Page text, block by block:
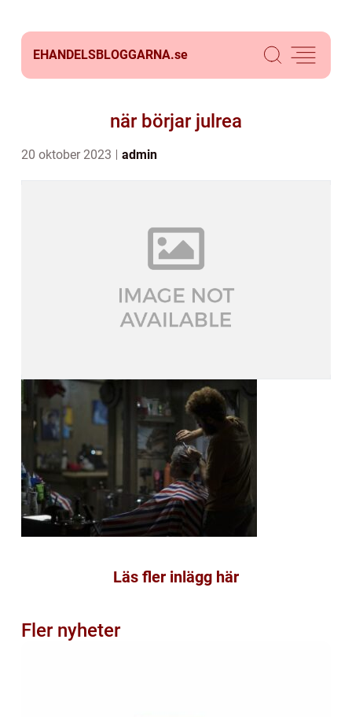
EHANDELSBLOGGARNA.se
när börjar julrea
20 oktober 2023 admin
Läs fler inlägg här
Fler nyheter